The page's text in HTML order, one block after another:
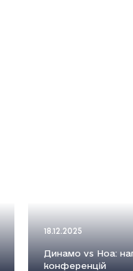
18.12.2025
Динамо vs Ноа:
конференцій